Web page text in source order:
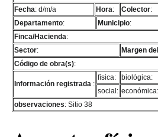
Fecha: d/m/a Hora: Colector:
Departamento: Municipio:
Finca/Hacienda:
Sector:
Margen
Código de obra(s):
Información registrada :
física:
biológica:
social: económica:
observaciones: Sitio 38